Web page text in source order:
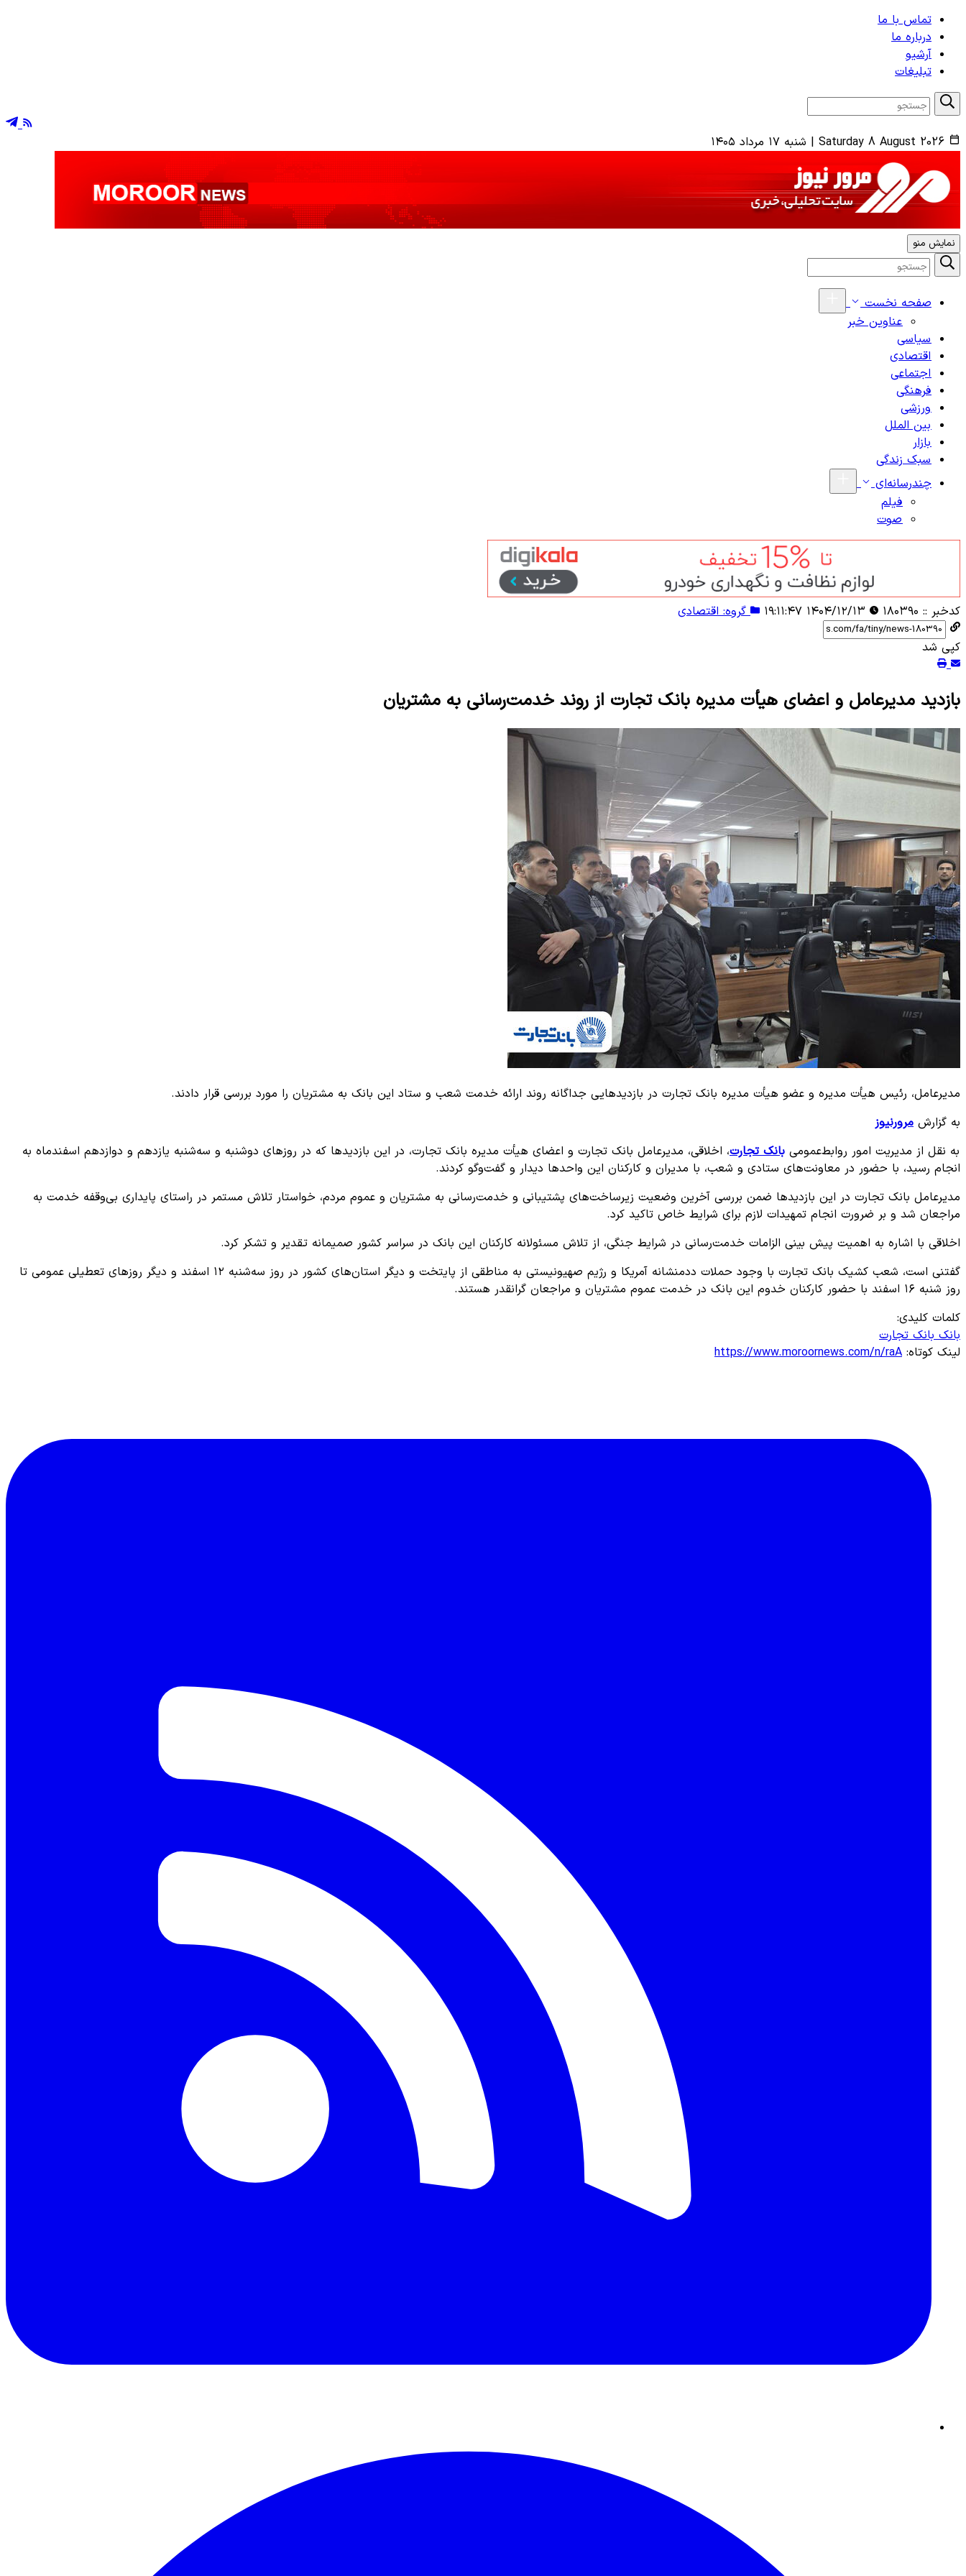
تماس با ما
درباره ما
آرشیو
تبلیغات
Saturday 8 August 2026
| شنبه ۱۷ مرداد ۱۴۰۵
نمایش منو
صفحه نخست
عناوین خبر
سیاسی
اقتصادی
اجتماعی
فرهنگی
ورزشی
بین الملل
بازار
سبک زندگی
چندرسانه‌ای
فیلم
صوت
کدخبر :: ۱۸۰۳۹۰ گروه: اقتصادی
کپی شد
بازدید مدیرعامل و اعضای هیأت مدیره بانک تجارت از روند خدمت‌رسانی به مشتریان
مدیرعامل، رئیس هیأت مدیره و عضو هیأت مدیره بانک تجارت در بازدیدهایی جداگانه روند ارائه خدمت شعب و ستاد این بانک به مشتریان را مورد بررسی قرار دادند.
به گزارش مرورنیوز
به نقل از مدیریت امور روابط‌عمومی بانک تجارت، اخلاقی، مدیرعامل بانک تجارت و اعضای هیأت مدیره بانک تجارت، در این بازدیدها که در روزهای دوشنبه و سه‌شنبه یازدهم و دوازدهم اسفندماه به
انجام رسید، با حضور در معاونت‌های ستادی و شعب، با مدیران و کارکنان این واحدها دیدار و گفت‌وگو کردند.
مدیرعامل بانک تجارت در این بازدیدها ضمن بررسی آخرین وضعیت زیرساخت‌های پشتیبانی و خدمت‌رسانی به مشتریان و عموم مردم، خواستار تلاش مستمر در راستای پایداری بی‌وقفه خدمت به
مراجعان شد و بر ضرورت انجام تمهیدات لازم برای شرایط خاص تاکید کرد.
اخلاقی با اشاره به اهمیت پیش بینی الزامات خدمت‌رسانی در شرایط جنگی، از تلاش مسئولانه کارکنان این بانک در سراسر کشور صمیمانه تقدیر و تشکر کرد.
گفتنی است، شعب کشیک بانک تجارت با وجود حملات ددمنشانه آمریکا و رژیم صهیونیستی به مناطقی از پایتخت و دیگر استان‌های کشور در روز سه‌شنبه ۱۲ اسفند و دیگر روزهای تعطیلی عمومی تا
روز شنبه ۱۶ اسفند با حضور کارکنان خدوم این بانک در خدمت عموم مشتریان و مراجعان گرانقدر هستند.
کلمات کلیدی:
بانکبانک تجارت
لینک کوتاه: https://www.moroornews.com/n/raA